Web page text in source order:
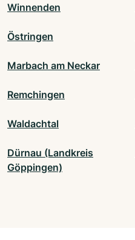
Winnenden
Östringen
Marbach am Neckar
Remchingen
Waldachtal
Dürnau (Landkreis
Göppingen)